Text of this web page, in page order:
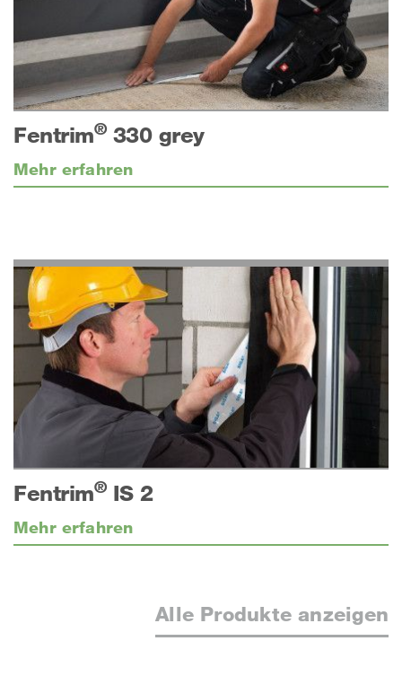
Fentrim® 330 grey
Mehr erfahren
Fentrim®IS 2
Mehr erfahren
Alle Produkte anzeigen